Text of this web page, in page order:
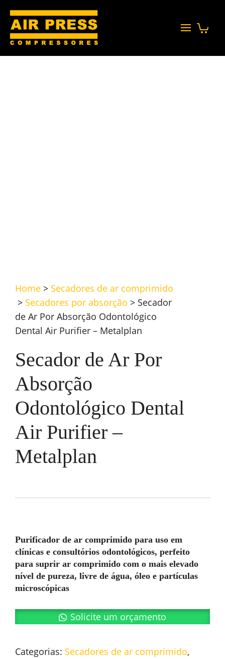
Home > Secadores de ar comprimido
> Secadores por absorção > Secador
de Ar Por Absorção Odontológico
Dental Air Purifier – Metalplan
Secador de Ar Por
Absorção
Odontológico Dental
Air Purifier –
Metalplan
Purificador de ar comprimido para uso em
clínicas e consultórios odontológicos, perfeito
para suprir ar comprimido com o mais elevado
nível de pureza, livre de água, óleo e partículas
microscópicas
Solicite um orçamento
Categorias: Secadores de ar comprimido,